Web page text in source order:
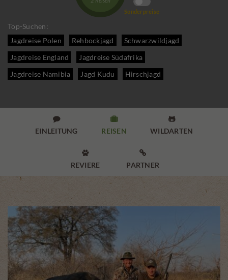
Sonderpreise
Top-Suchen:
Jagdreise Polen
Rehbockjagd
Schwarzwildjagd
Jagdreise England
Jagdreise Südafrika
Jagdreise Namibia
Jagd Kudu Hirschjagd

EINLEITUNG

REISEN

WILDARTEN

REVIERE

PARTNER